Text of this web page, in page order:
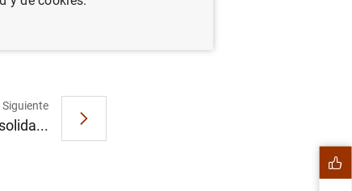
Siguiente